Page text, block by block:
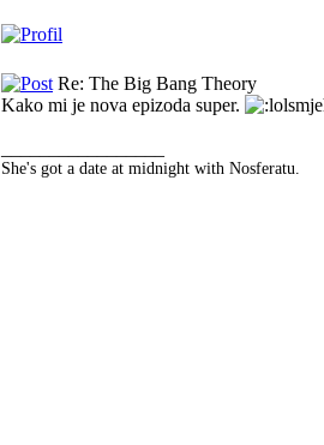
Re: The Big Bang Theory
Kako mi je nova epizoda super.
She's got a date at midnight with Nosferatu.